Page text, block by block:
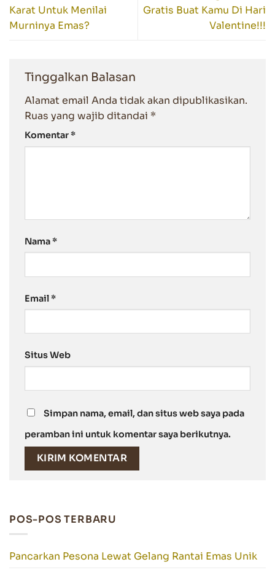
Karat Untuk Menilai
Murninya Emas?
Gratis Buat Kamu Di Hari
Valentine!!!
Tinggalkan Balasan
Alamat email Anda tidak akan dipublikasikan.
Ruas yang wajib ditandai *
Komentar*
Nama*
Email*
Situs Web
Simpan nama, email, dan situs web saya pada
peramban ini untuk komentar saya berikutnya.
POS-POS TERBARU
Pancarkan Pesona Lewat Gelang Rantai Emas Unik